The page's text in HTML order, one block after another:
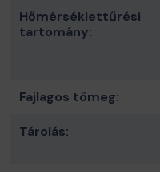
Hőmérséklettűrési
tartomány:
Fajlagos tömeg:
Tárolás: